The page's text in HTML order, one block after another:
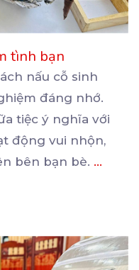
tình bạn
nấu cỗ sinh
đáng nhớ.
tiệc ý nghĩa với
động vui nhộn,
bên bạn bè. ...